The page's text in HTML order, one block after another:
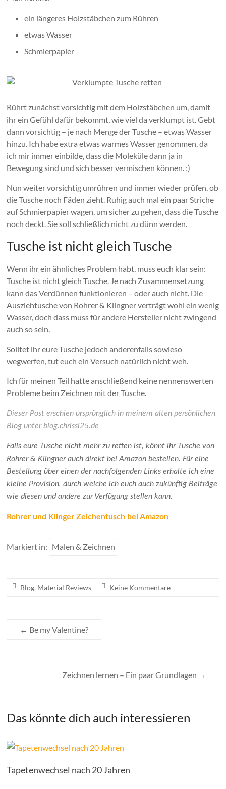
ein längeres Holzstäbchen zum Rühren
etwas Wasser
Schmierpapier
Rührt zunächst vorsichtig mit dem Holzstäbchen um, damit
ihr ein Gefühl dafür bekommt, wie viel da verklumpt ist. Gebt
dann vorsichtig – je nach Menge der Tusche – etwas Wasser
hinzu. Ich habe extra etwas warmes Wasser genommen, da
ich mir immer einbilde, dass die Moleküle dann ja in
Bewegung sind und sich besser vermischen können. ;)
Nun weiter vorsichtig umrühren und immer wieder prüfen, ob
die Tusche noch Fäden zieht. Ruhig auch mal ein paar Striche
auf Schmierpapier wagen, um sicher zu gehen, dass die Tusche
noch deckt. Sie soll schließlich nicht zu dünn werden.
Tusche ist nicht gleich Tusche
Wenn ihr ein ähnliches Problem habt, muss euch klar sein:
Tusche ist nicht gleich Tusche. Je nach Zusammensetzung
kann das Verdünnen funktionieren – oder auch nicht. Die
Ausziehtusche von Rohrer & Klingner verträgt wohl ein wenig
Wasser, doch dass muss für andere Hersteller nicht zwingend
auch so sein.
Solltet ihr eure Tusche jedoch anderenfalls sowieso
wegwerfen, tut euch ein Versuch natürlich nicht weh.
Ich für meinen Teil hatte anschließend keine nennenswerten
Probleme beim Zeichnen mit der Tusche.
Dieser Post erschien ursprünglich in meinem alten persönlichen
Blog unter blog.chrissi25.de
Falls eure Tusche nicht mehr zu retten ist, könnt ihr Tusche von
Rohrer & Klingner auch direkt bei Amazon bestellen. Für eine
Bestellung über einen der nachfolgenden Links erhalte ich eine
kleine Provision, durch welche ich euch auch zukünftig Beiträge
wie diesen und andere zur Verfügung stellen kann.
Rohrer und Klinger Zeichentusch bei Amazon
Markiert in: Malen & Zeichnen
Blog, Material Reviews Keine Kommentare
← Be my Valentine?
Zeichnen lernen – Ein paar Grundlagen →
Das könnte dich auch interessieren
Tapetenwechsel nach 20 Jahren